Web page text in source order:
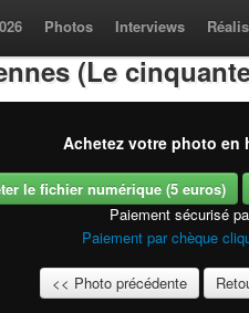
Photos Interviews
(Le
Achetez votre photo en
le fichier numérique (5 euros)
Paiement sécurisé
Paiement par chèque
<< Photo précédente